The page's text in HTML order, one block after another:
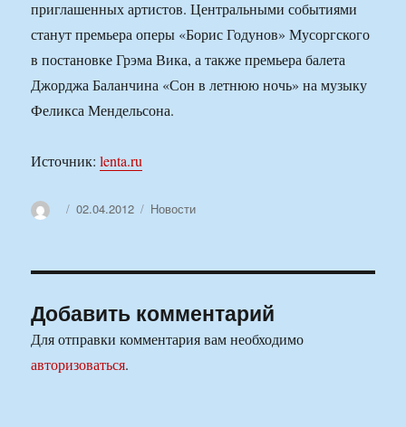
приглашенных артистов. Центральными событиями
станут премьера оперы «Борис Годунов» Мусоргского
в постановке Грэма Вика, а также премьера балета
Джорджа Баланчина «Сон в летнюю ночь» на музыку
Феликса Мендельсона.
Источник:lenta.ru
АвторОпубликовано
02.04.2012 Рубрики
Новости
Добавить комментарий
Для отправки комментария вам необходимо
авторизоваться.